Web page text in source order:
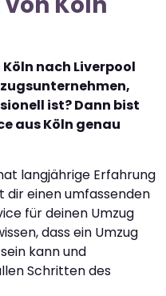
nach Liverpool
ist? Dann bist
aus Köln genau
langjährige Erfahrung
dir einen umfassenden
für deinen Umzug
dass ein Umzug
kann und
Schritten des